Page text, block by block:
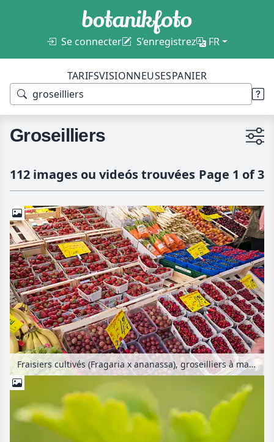
Se connecter S’enregistrez FR
TARIFSVISIONNEUSESPANIER
Groseilliers
112 images ou videós trouvées Page 1 of 3
Fraisiers cultivés (Fragaria x ananassa), groseilliers à maquereau (Ribes uva-crispa) et cerisiers acides (Prunus cerasus)